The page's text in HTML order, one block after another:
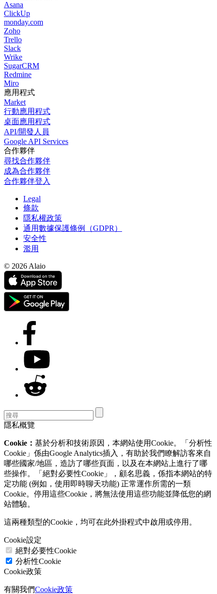
Asana
ClickUp
monday.com
Zoho
Trello
Slack
Wrike
SugarCRM
Redmine
Miro
應用程式
Market
行動應用程式
桌面應用程式
API/開發人員
Google API Services
合作夥伴
尋找合作夥伴
成為合作夥伴
合作夥伴登入
Legal
條款
隱私權政策
通用數據保護條例（GDPR）
安全性
濫用
© 2026 Alaio
隱私概覽
Cookie： 基於分析和技術原因，本網站使用Cookie。「分析性
Cookie」係由Google Analytics插入，有助於我們瞭解訪客來自
哪些國家/地區，造訪了哪些頁面，以及在本網站上進行了哪
些操作。「絕對必要性Cookie」，顧名思義，係指本網站的特
定功能 (例如，使用即時聊天功能) 正常運作所需的一類
Cookie。停用這些Cookie，將無法使用這些功能並降低您的網
站體驗。
這兩種類型的Cookie，均可在此外掛程式中啟用或停用。
Cookie設定
絕對必要性Cookie
分析性Cookie
Cookie政策
有關我們Cookie政策